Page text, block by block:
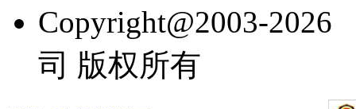
Copyright@2003-
司 版权所有